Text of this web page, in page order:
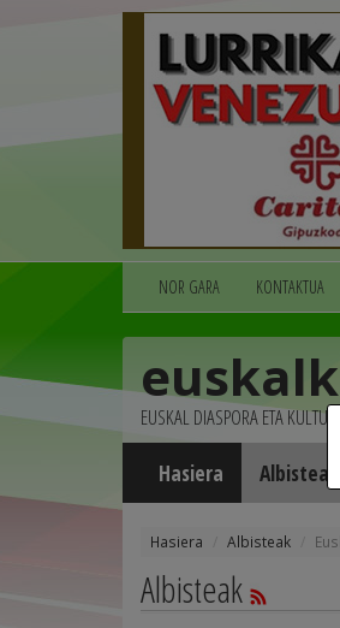
NOR GARA KONTAKTUA
EUSKAL DIASPORA ETA KULTURA
Hasiera Albisteak
Hasiera Albisteak
Albisteak